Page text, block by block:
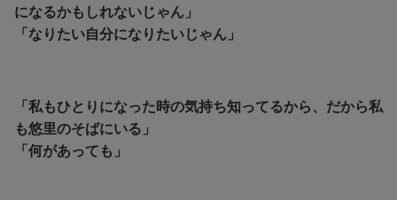
になるかもしれないじゃん」
「なりたい自分になりたいじゃん」
「私もひとりになった時の気持ち知ってるから、だから私
も悠里のそばにいる」
「何があっても」